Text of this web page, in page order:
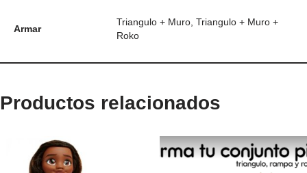
Armar
Triangulo + Muro, Triangulo + Muro +
Roko
Productos relacionados